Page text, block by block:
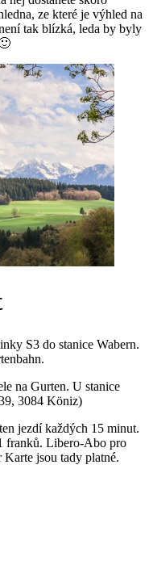
ze které je výhled na
tak blízká, leda by byly
S3 do stanice Wabern.
na Gurten. U stanice
3084 Köniz)
jezdí každých 15 minut.
franků. Libero-Abo pro
jsou tady platné.